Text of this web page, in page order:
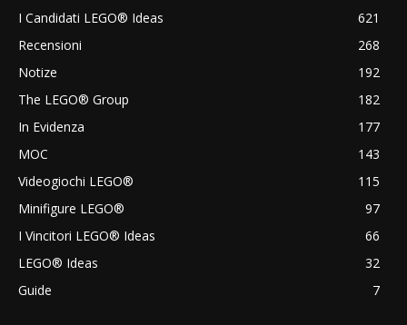
I Candidati LEGO® Ideas
621
Recensioni
268
Notize
192
The LEGO® Group
182
In Evidenza
177
MOC
143
Videogiochi LEGO®
115
Minifigure LEGO®
97
I Vincitori LEGO® Ideas
66
LEGO® Ideas
32
Guide
7